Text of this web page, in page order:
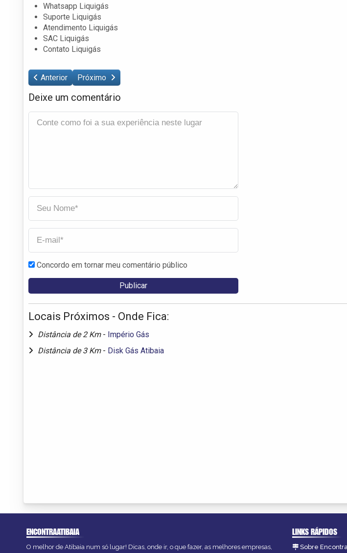
Whatsapp Liquigás
Suporte Liquigás
Atendimento Liquigás
SAC Liquigás
Contato Liquigás
Anterior Próximo
Deixe um comentário
Concordo em tornar meu comentário público
Locais Próximos - Onde Fica:
Distância de 2 Km - Império Gás
Distância de 3 Km - Disk Gás Atibaia
ENCONTRAATIBAIA
O melhor de Atibaia num só lugar! Dicas, onde ir, o que fazer, as melhores empresas,
LINKS RÁPIDOS
Sobre